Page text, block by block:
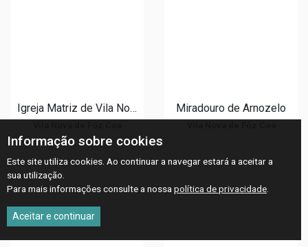
Igreja Matriz de Vila Nova de Foz Côa Miradouro de Arnozelo
Informação sobre cookies
Este site utiliza cookies. Ao continuar a navegar estará a aceitar a
sua utilização.
Para mais informações consulte a nossa política de privacidade
Aceitar e continuar